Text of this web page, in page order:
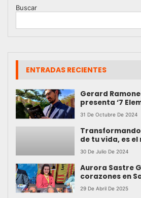
Buscar
ENTRADAS RECIENTES
Gerard
presenta ‘7
aventura en la
31 De Octubre De 2024
Transformando
de tu vida, es
éxito»
30 De Julio De 2024
Aurora Sastre
corazones en
su primera
29 De Abril De 2025